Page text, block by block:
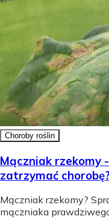
Choroby roślin
Mączniak rzekomy
zatrzymać
Mączniak rzekomy?
mączniaka